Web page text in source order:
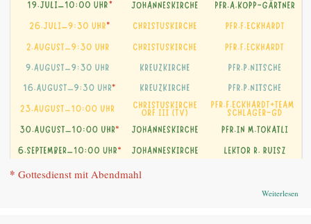
* Gottesdienst mit Abendmahl
Weiterlesen